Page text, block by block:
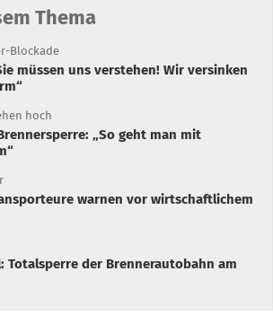
Thema
Blockade
hoch
„So geht man mit
warnen vor wirtschaftlichem
Totalsperre der Brennerautobahn am